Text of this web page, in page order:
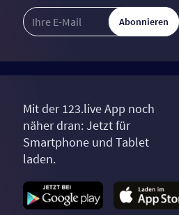
Abonnieren
Mit der 123.live App noch
näher dran: Jetzt für
Smartphone und Tablet
laden.